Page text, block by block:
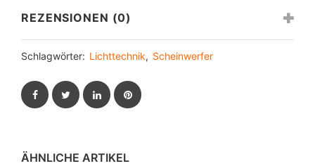
REZENSIONEN (0)
Schlagwörter: Lichttechnik, Scheinwerfer
FacebookTwitterLinkedInPinterest
ÄHNLICHE ARTIKEL